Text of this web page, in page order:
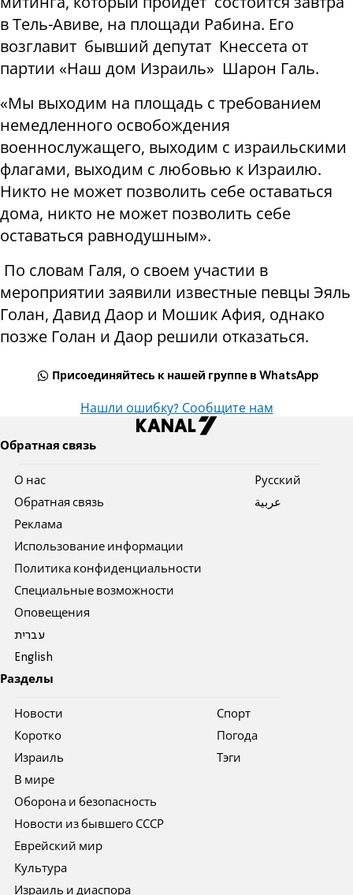
в Тель-Авиве, на площади Рабина. Его
возглавит бывший депутат Кнессета от
партии «Наш дом Израиль» Шарон Галь.
«Мы выходим на площадь с требованием
немедленного освобождения
военнослужащего, выходим с израильскими
флагами, выходим с любовью к Израилю.
Никто не может позволить себе оставаться
дома, никто не может позволить себе
оставаться равнодушным».
По словам Галя, о своем участии в
мероприятии заявили известные певцы Эяль
Голан, Давид Даор и Мошик Афия, однако
позже Голан и Даор решили отказаться.
Присоединяйтесь к нашей группе в WhatsApp
Нашли ошибку? Сообщите нам
Обратная связь
О нас
Обратная связь
Реклама
Использование информации
Политика конфиденциальности
Специальные возможности
Оповещения
עברית
English
Pусский
عربية
Разделы
Новости
Коротко
Израиль
В мире
Оборона и безопасность
Новости из бывшего СССР
Еврейский мир
Культура
Израиль и диаспора
Спорт
Погода
Тэги